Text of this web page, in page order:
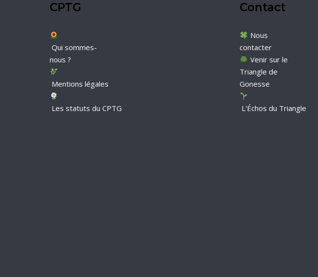
CPTG
Qui sommes-
nous ?
Mentions légales
Les statuts du CPTG
Contact
Nous
contacter
Venir sur le
Triangle de
Gonesse
L'Échos du Triangle